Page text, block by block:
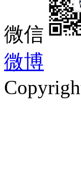
微信
微博